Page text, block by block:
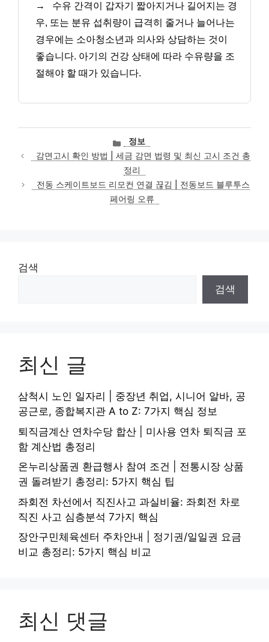
→
수유 간격이 갑자기 짧아지거나 길어지는 경
우, 또는 분유 섭취량이 급격히 줄거나 늘어나는
경우에는 소아청소년과 의사와 상담하는 것이
좋습니다. 아기의 건강 상태에 따라 수유량을 조
절해야 할 때가 있습니다.
카
테
고
리
정보
감면고시 확인 방법 | 세금 감면 법령 및 최신 고시 조건 총
정리
전동 스케이트보드 리모컨 연결 끊김 | 전동보드 블루투스
페어링 오류
검색
검색
최신 글
삼척시 노인 일자리 | 중장년 취업, 시니어 알바, 공
공근로, 종합복지관 A to Z: 7가지 핵심 정보
퇴직금계산 연차수당 합산 | 미사용 연차 퇴직금 포
함 계산법 총정리
온누리상품권 환급행사 참여 조건 | 전통시장 상품
권 돌려받기 총정리: 5가지 핵심 팁
좌회전 차선에서 직진사고 과실비율: 좌회전 차로
직진 사고 심층분석 7가지 핵심
장안구민체육센터 주차안내 | 정기권/일일권 요금
비교 총정리: 5가지 핵심 비교
최신 댓글